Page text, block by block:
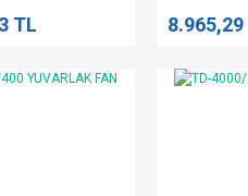
TL 8.965,29